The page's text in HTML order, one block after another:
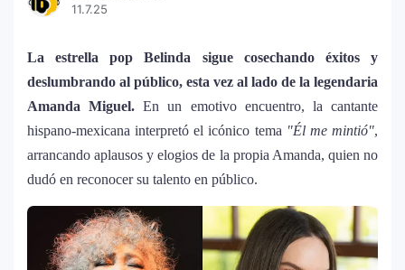
11.7.25
La estrella pop Belinda sigue cosechando éxitos y
deslumbrando al público, esta vez al lado de la legendaria
Amanda Miguel. En un emotivo encuentro, la cantante
hispano-mexicana interpretó el icónico tema "Él me mintió",
arrancando aplausos y elogios de la propia Amanda, quien no
dudó en reconocer su talento en público.